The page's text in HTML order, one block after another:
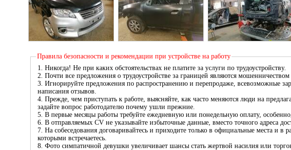
Правила безопасности и рекомендации при устройстве на работу
1. Никогда! Не при каких обстоятельствах не платите за услуги по трудоустройству.
2. Почти все предложения о трудоустройстве за границей являются
3. Игнорируйте предложения по распространению и перепродаже, всевозможные
написания отзывов.
4. Прежде, чем приступать к работе, выясняйте, как часто меняются люди на
задайте вопрос работодателю почему ушли прежние.
5. В первые месяцы работы требуйте ежедневную или понедельную оплату,
6. В отправляемых CV не указывайте избыточные данные, вместо точного адреса
7. На собеседования договаривайтесь и приходите только в официальные места и в
которыми встречаетесь.
8. Фото симпатичной девушки увеличивает шансы стать жертвой насилия или